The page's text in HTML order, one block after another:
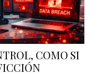
COMO SI